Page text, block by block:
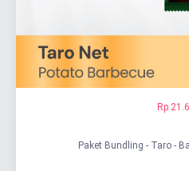
Rp
Paket Bundling - Taro -